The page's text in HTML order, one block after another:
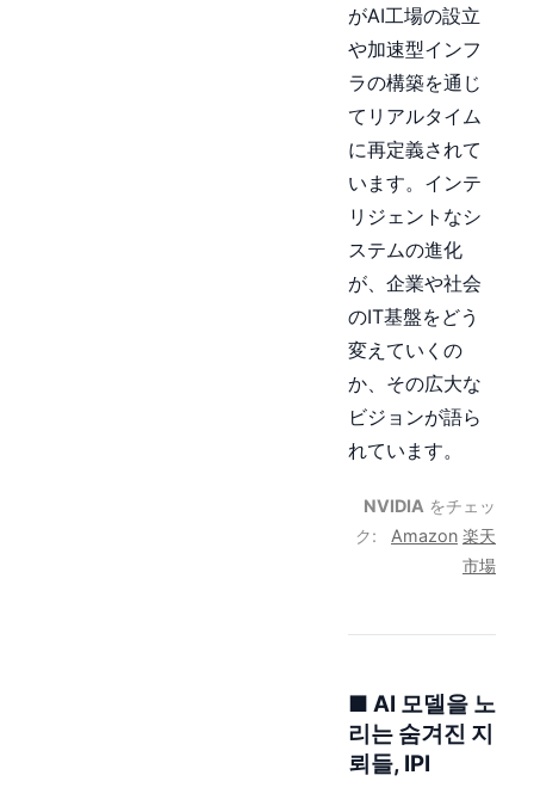
がAI工場の設立
や加速型インフ
ラの構築を通じ
てリアルタイム
に再定義されて
います。インテ
リジェントなシ
ステムの進化
が、企業や社会
のIT基盤をどう
変えていくの
か、その広大な
ビジョンが語ら
れています。
NVIDIA をチェッ
ク:
Amazon 楽天
市場
■ AI 모델을 노
리는 숨겨진 지
뢰들, IPI